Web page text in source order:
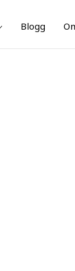
Blogg